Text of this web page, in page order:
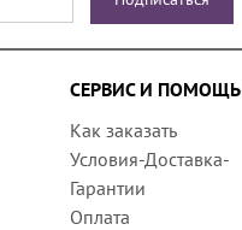
СЕРВИС И ПОМОЩЬ
Как заказать
Условия-Доставка-
Гарантии
Оплата